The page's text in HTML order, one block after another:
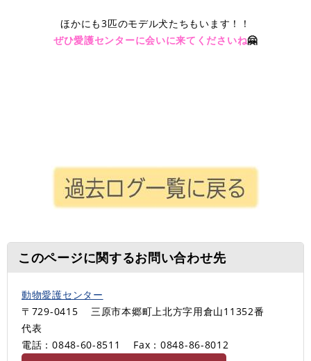
ほかにも3匹のモデル犬たちもいます！！
ぜひ愛護センターに会いに来てくださいね🤗
このページに関するお問い合わせ先
動物愛護センター
〒729-0415
三原市本郷町上北方字用倉山11352番
代表
電話：0848-60-8511
Fax：0848-86-8012